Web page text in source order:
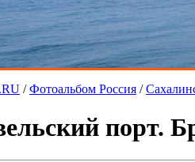
/Фотоальбом Россия /
порт.